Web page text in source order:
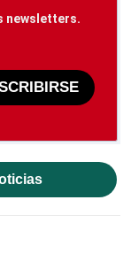
newsletters.